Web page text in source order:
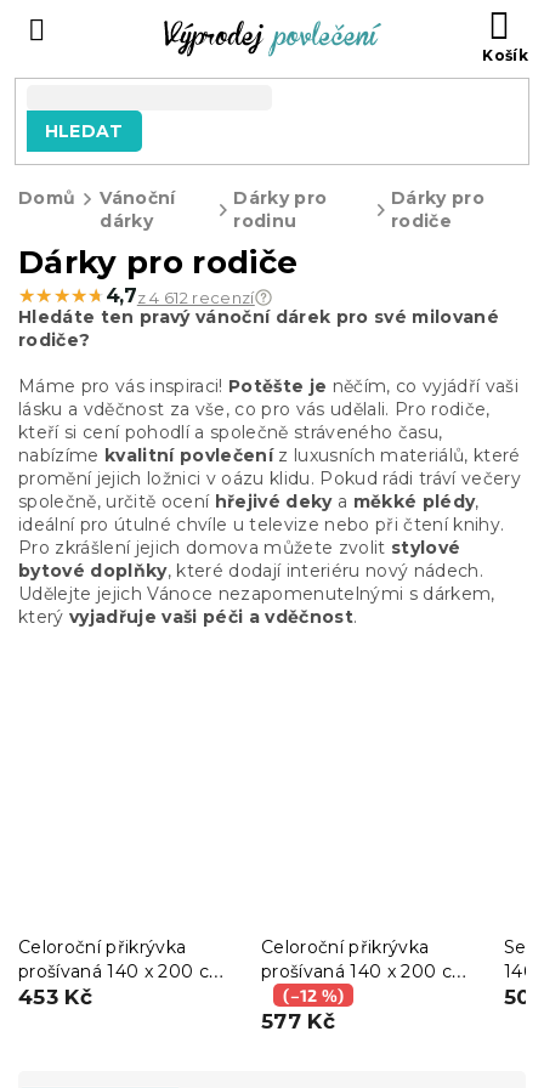
HLEDAT
Domů
Vánoční
dárky
Dárky pro
rodinu
Dárky pro
rodiče
Dárky pro rodiče
★★★★★
★★★★★ 4,7z 4 612 recenzí
Hledáte ten pravý vánoční dárek pro své milované
rodiče?
Máme pro vás inspiraci! Potěšte je něčím, co vyjádří vaši
lásku a vděčnost za vše, co pro vás udělali. Pro rodiče,
kteří si cení pohodlí a společně stráveného času,
nabízíme kvalitní povlečeníz luxusních materiálů, které
promění jejich ložnici v oázu klidu. Pokud rádi tráví večery
společně, určitě ocení hřejivé dekya měkké plédy,
ideální pro útulné chvíle u televize nebo při čtení knihy.
Pro zkrášlení jejich domova můžete zvolit stylové
bytové doplňky, které dodají interiéru nový nádech.
Udělejte jejich Vánoce nezapomenutelnými s dárkem,
který vyjadřuje vaši péči a vděčnost.
Celoroční přikrývka
prošívaná 140 x 200 cm
s polštářem BASIC 70 x
453 Kč
Celoroční přikrývka
prošívaná 140 x 200 cm
s polštářem CLASSIC 70
x 90 cm a polštářkem
(–12 %)
577 Kč
Set
140